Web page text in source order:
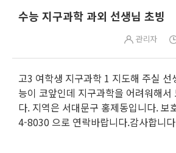
수능 지구과학 과외 선생님 초빙
관리자
고3 여학생 지구과학 1 지도해 주실 선
능이 코앞인데 지구과학을 어려워해서
다. 지역은 서대문구 홍제동입니다. 보
4-8030 으로 연락바랍니다.감사합니